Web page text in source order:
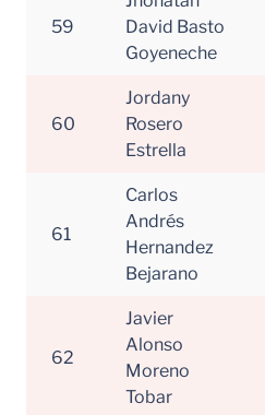
59
David Basto
Goyeneche
60
Jordany
Rosero
Estrella
61
Carlos
Andrés
Hernandez
Bejarano
62
Javier
Alonso
Moreno
Tobar